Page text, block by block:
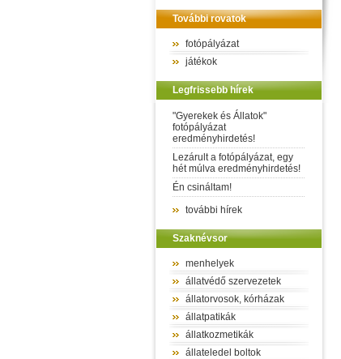
További rovatok
fotópályázat
játékok
Legfrissebb hírek
"Gyerekek és Állatok"
fotópályázat
eredményhirdetés!
Lezárult a fotópályázat, egy
hét múlva eredményhirdetés!
Én csináltam!
további hírek
Szaknévsor
menhelyek
állatvédő szervezetek
állatorvosok, kórházak
állatpatikák
állatkozmetikák
állateledel boltok